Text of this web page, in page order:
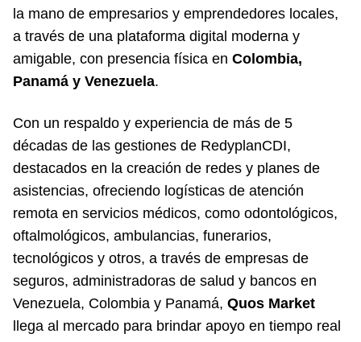
la mano de empresarios y emprendedores locales,
a través de una plataforma digital moderna y
amigable, con presencia física en Colombia,
Panamá y Venezuela.
Con un respaldo y experiencia de más de 5
décadas de las gestiones de RedyplanCDI,
destacados en la creación de redes y planes de
asistencias, ofreciendo logísticas de atención
remota en servicios médicos, como odontológicos,
oftalmológicos, ambulancias, funerarios,
tecnológicos y otros, a través de empresas de
seguros, administradoras de salud y bancos en
Venezuela, Colombia y Panamá, Quos Market
llega al mercado para brindar apoyo en tiempo real